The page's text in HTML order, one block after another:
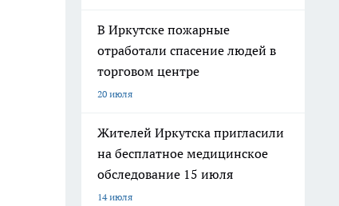
В Иркутске пожарные
отработали спасение людей в
торговом центре
20 июля
Жителей Иркутска пригласили
на бесплатное медицинское
обследование 15 июля
14 июля